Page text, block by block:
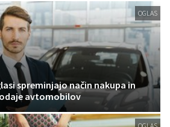
OGLAS
spreminjajo način nakupa in
avtomobilov